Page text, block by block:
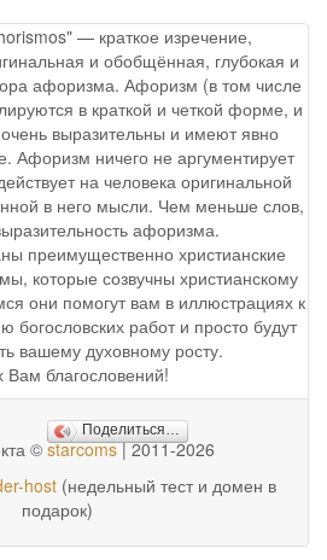
— краткое изречение,
и обобщённая, глубокая и
афоризма. Афоризм (в том числе
в краткой и четкой форме, и
выразительны и имеют явно
Афоризм ничего не аргументирует
на человека оригинальной
в него мысли. Чем меньше слов,
афоризма.
преимущественно христианские
которые созвучны христианскому
они помогут вам в иллюстрациях к
богословских работ и просто будут
вашему духовному росту.
Вам благословений!
Поделиться…
© starcoms| 2011-2026
host(недельный тест и домен в
подарок)